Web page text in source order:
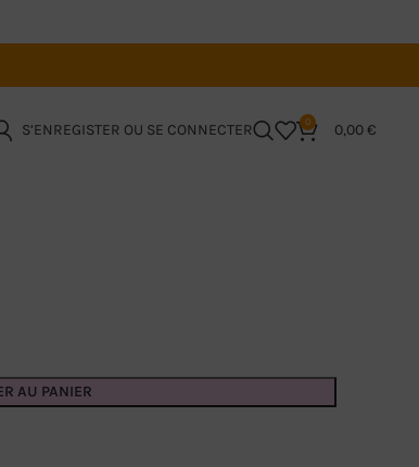
S’ENREGISTER OU SE CONNECTER 0 0,00€
AU PANIER